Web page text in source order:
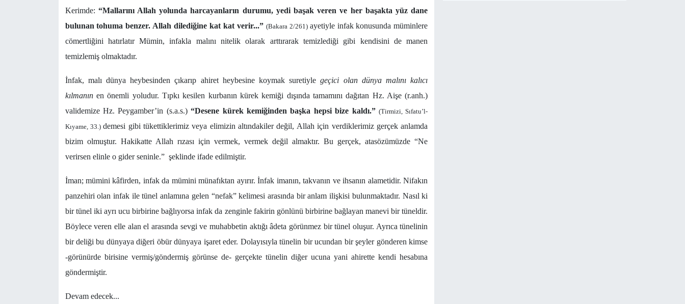
Kerimde: “Mallarını Allah yolunda harcayanların durumu, yedi başak veren ve her başakta yüz dane
bulunan tohuma benzer. Allah dilediğine kat kat verir...” (Bakara 2/261) ayetiyle infak konusunda müminlere
cömertliğini hatırlatır Mümin, infakla malını nitelik olarak arttırarak temizlediği gibi kendisini de manen
temizlemiş olmaktadır.
İnfak, malı dünya heybesinden çıkarıp ahiret heybesine koymak suretiylegeçici olan dünya malını kalıcı
kılmanın en önemli yoludur. Tıpkı kesilen kurbanın kürek kemiği dışında tamamını dağıtan Hz. Aişe (r.anh.)
validemize Hz. Peygamber’in (s.a.s.)“Desene kürek kemiğinden başka hepsi bize kaldı.” (Tirmizi, Sıfatu’l-
Kıyame, 33.)demesi gibi tükettiklerimiz veya elimizin altındakiler değil, Allah için verdiklerimiz gerçek anlamda
bizim olmuştur. Hakikatte Allah rızası için vermek, vermek değil almaktır. Bu gerçek, atasözümüzde “Ne
verirsen elinle o gider seninle.” şeklinde ifade edilmiştir.
İman; mümini kâfirden, infak da mümini münafıktan ayırır. İnfak imanın, takvanın ve ihsanın alametidir. Nifakın
panzehiri olan infak ile tünel anlamına gelen “nefak” kelimesi arasında bir anlam ilişkisi bulunmaktadır. Nasıl ki
bir tünel iki ayrı ucu birbirine bağlıyorsa infak da zenginle fakirin gönlünü birbirine bağlayan manevi bir tüneldir.
Böylece veren elle alan el arasında sevgi ve muhabbetin aktığı âdeta görünmez bir tünel oluşur. Ayrıca tünelinin
bir deliği bu dünyaya diğeri öbür dünyaya işaret eder. Dolayısıyla tünelin bir ucundan bir şeyler gönderen kimse
-görünürde birisine vermiş/göndermiş görünse de- gerçekte tünelin diğer ucuna yani ahirette kendi hesabına
göndermiştir.
Devam edecek...